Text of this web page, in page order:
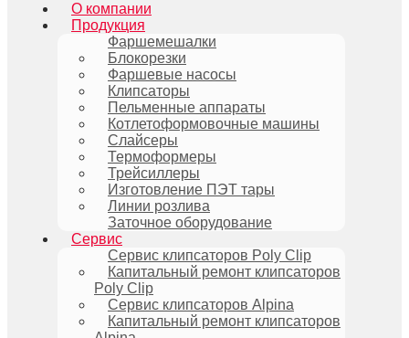
О компании
Продукция
Фаршемешалки
Блокорезки
Фаршевые насосы
Клипсаторы
Пельменные аппараты
Котлетоформовочные машины
Слайсеры
Термоформеры
Трейсиллеры
Изготовление ПЭТ тары
Линии розлива
Заточное оборудование
Сервис
Сервис клипсаторов Poly Clip
Капитальный ремонт клипсаторов
Poly Clip
Сервис клипсаторов Alpina
Капитальный ремонт клипсаторов